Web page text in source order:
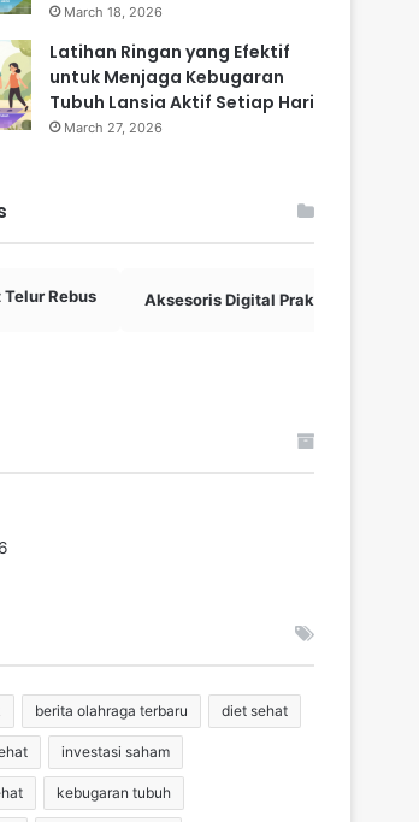
March 18, 2026
Latihan Ringan yang Efektif
untuk Menjaga Kebugaran
Tubuh Lansia Aktif Setiap Hari
March 27, 2026
Rebus Aksesoris Digital Praktis
berita olahraga terbaru diet sehat
investasi saham
kebugaran tubuh